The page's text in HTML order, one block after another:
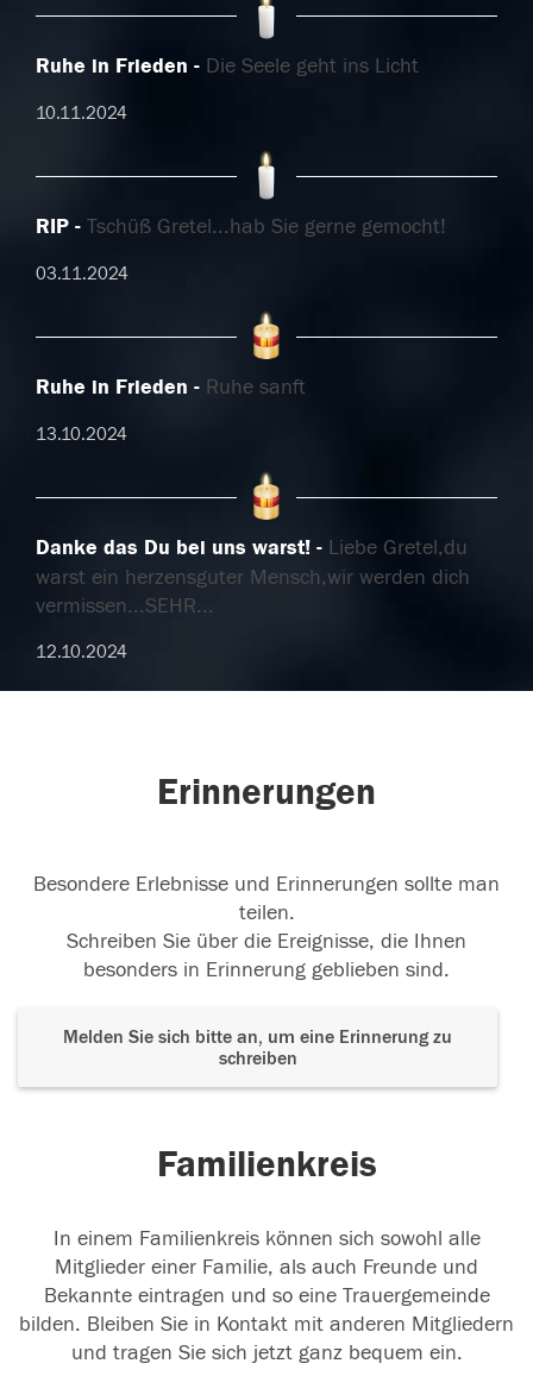
Ruhe in Frieden Die Seele geht ins Licht
10.11.2024
RIP Tschüß Gretel...hab Sie gerne gemocht!
03.11.2024
Ruhe in Frieden Ruhe sanft
13.10.2024
Danke das Du bei uns warst!
Liebe Gretel,du
warst ein herzensguter Mensch,wir werden dich
vermissen...SEHR...
12.10.2024
Erinnerungen
Besondere Erlebnisse und Erinnerungen sollte man
teilen.
Schreiben Sie über die Ereignisse, die Ihnen
besonders in Erinnerung geblieben sind.
Melden Sie sich bitte an, um eine Erinnerung zu
schreiben
Familienkreis
In einem Familienkreis können sich sowohl alle
Mitglieder einer Familie, als auch Freunde und
Bekannte eintragen und so eine Trauergemeinde
bilden. Bleiben Sie in Kontakt mit anderen Mitgliedern
und tragen Sie sich jetzt ganz bequem ein.